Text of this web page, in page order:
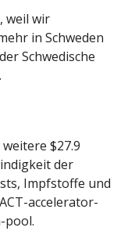
weil wir
in Schweden
Schwedische
$27.9
der
Impfstoffe und
accelerator-
pool.